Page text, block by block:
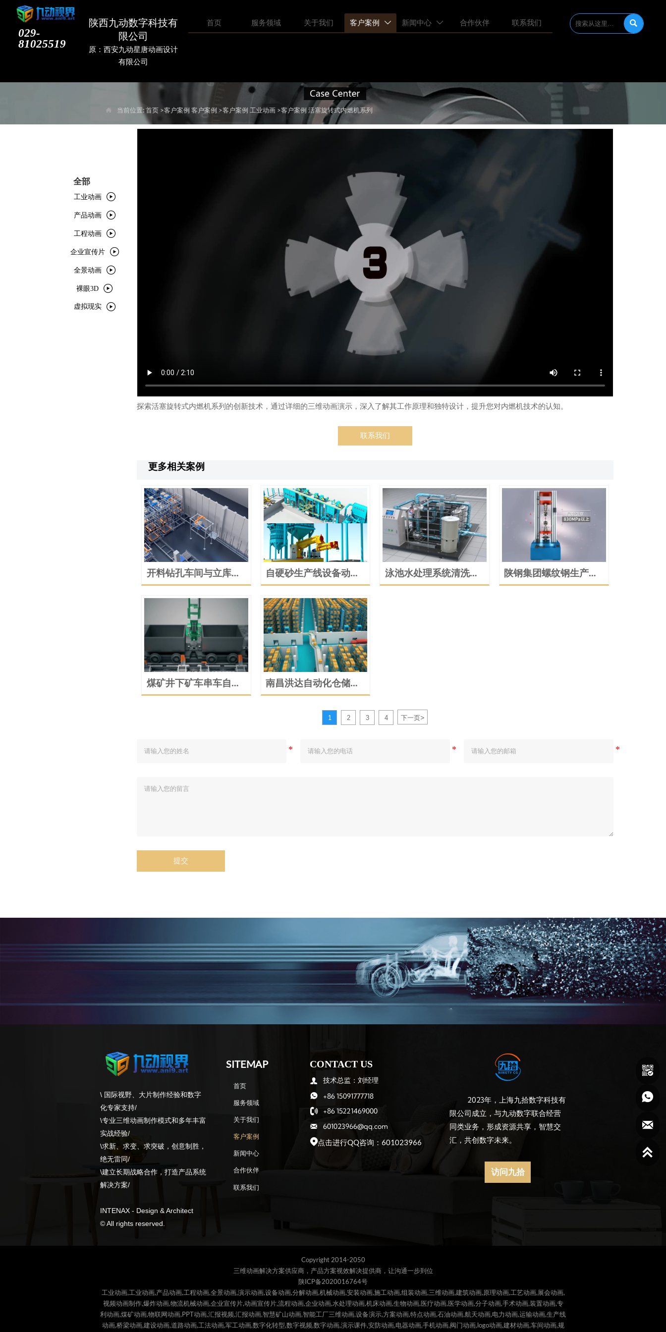
029-
81025519
陕西九动数字科技有
限公司
原：西安九动星唐动画设计
有限公司
首页 服务领域 关于我们 客户案例  新闻中心  合作伙伴 联系我们 
 当前位置:首页>客户案例 客户案例 >客户案例 工业动画>客户案例 活塞旋转式内燃机系列
全部
工业动画 
产品动画 
工程动画 
企业宣传片 
全景动画 
裸眼3D 
虚拟现实 
探索活塞旋转式内燃机系列的创新技术，通过详细的三维动画演示，深入了解其工作原理和独特设计，提升您对内燃机技术的认知。
联系我们
更多相关案例
开料钻孔车间与立库输
送系统的动画演示
自硬砂生产线设备动画
演示
泳池水处理系统清洗设
备工作原理动画演示
陕钢集团螺纹钢生产加
工与应用展示
煤矿井下矿车串车自动
摘挂钩系统机器人动画
南昌洪达自动化仓储规
范动画演示
1 2 3 4 下一页>
提交
\ 国际视野、大片制作经验和数字
化专家支持/
\专业三维动画制作模式和多年丰富
实战经验/
\求新、求变、求突破，创意制胜，
绝无雷同/
\建立长期战略合作，打造产品系统
解决方案/
INTENAX - Design & Architect
© All rights reserved.
SITEMAP
首页
服务领域
关于我们
客户案例
新闻中心
合作伙伴
联系我们
CONTACT US
 技术总监：刘经理
 +86 15091777718
 +86 15221469000

601023966@qq.com
点击进行QQ咨询：601023966
2023年，上海九拾数字科技有
限公司成立，与九动数字联合经营
同类业务，形成资源共享，智慧交
汇，共创数字未来。
访问九拾
Copyright 2014-2050
三维动画解决方案供应商，产品方案视效解决提供商，让沟通一步到位
陕ICP备2020016764号
工业动画,工业动画,产品动画,工程动画,全景动画,演示动画,设备动画,分解动画,机械动画,安装动画,施工动画,组装动画,三维动画,建筑动画,原理动画,工艺动画,展会动画,
视频动画制作,爆炸动画,物流机械动画,企业宣传片,动画宣传片,流程动画,企业动画,水处理动画,机床动画,生物动画,医疗动画,医学动画,分子动画,手术动画,装置动画,专
利动画,煤矿动画,物联网动画,PPT动画,汇报视频,汇报动画,智慧矿山动画,智能工厂三维动画,设备演示,方案动画,特点动画,石油动画,航天动画,电力动画,运输动画,生产线
动画,桥梁动画,建设动画,道路动画,工法动画,军工动画,数字化转型,数字视频,数字动画,演示课件,安防动画,电器动画,手机动画,阀门动画,logo动画,建材动画,车间动画,规



